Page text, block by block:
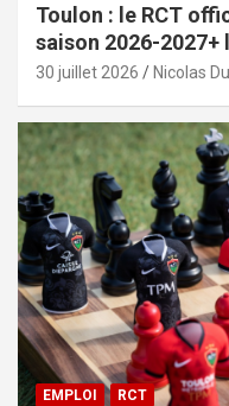
Toulon : le RCT
saison 2026-
30 juillet 2026 Nicolas
EMPLOI RCT